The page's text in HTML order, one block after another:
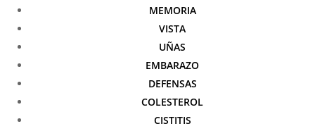
MEMORIA
VISTA
UÑAS
EMBARAZO
DEFENSAS
COLESTEROL
CISTITIS